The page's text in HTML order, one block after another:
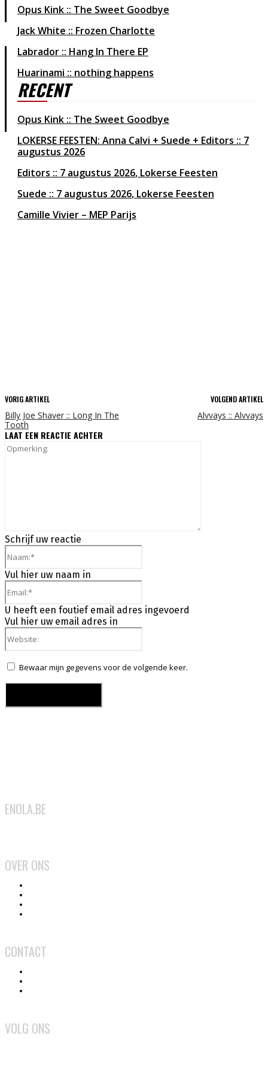
Opus Kink :: The Sweet Goodbye
Jack White :: Frozen Charlotte
Labrador :: Hang In There EP
Huarinami :: nothing happens
RECENT
Opus Kink :: The Sweet Goodbye
LOKERSE FEESTEN: Anna Calvi + Suede + Editors :: 7
augustus 2026
Editors
7 augustus 2026 Lokerse Feesten
Suede
7 augustus 2026 Lokerse Feesten
Camille Vivier – MEP Parijs
VORIG ARTIKEL
Billy Joe Shaver :: Long In The
Tooth
VOLGEND ARTIKEL
Alvvays :: Alvvays
LAAT EEN REACTIE ACHTER
Schrijf uw reactie
Vul hier uw naam in
U heeft een foutief email adres ingevoerd
Vul hier uw email adres in
Bewaar mijn gegevens voor de volgende keer.
ENOLA.BE
OVER ONS
CONTACT
VOLG ONS